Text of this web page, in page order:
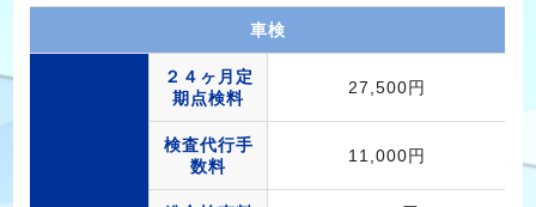
車検
２４ヶ月定
期点検料
27,500円
検査代行手
数料
11,000円